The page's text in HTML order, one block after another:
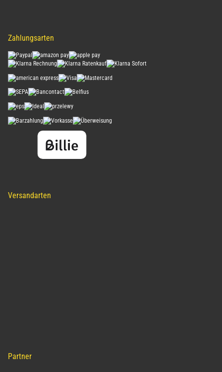
Zahlungsarten
Versandarten
Partner